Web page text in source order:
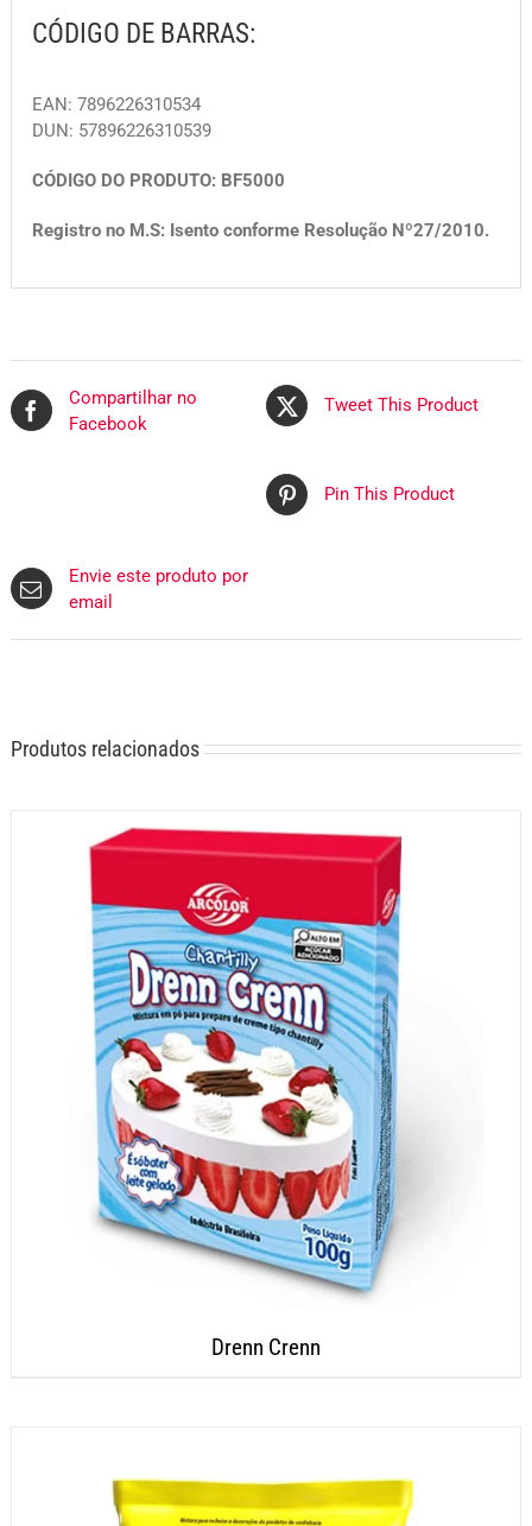
CÓDIGO DE BARRAS:
EAN: 7896226310534
DUN: 57896226310539
CÓDIGO DO PRODUTO: BF5000
Registro no M.S: Isento conforme Resolução Nº27/2010.
Compartilhar no
Facebook
Tweet This Product
Pin This Product
Envie este produto por
email
Produtos relacionados
Drenn Crenn